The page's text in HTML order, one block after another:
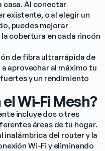
Al conectar
existente, o al elegir un
puedes mejorar
cobertura en cada rincón
de fibra ultrarrápida de
a aprovechar al máximo tu
y un rendimiento
Wi-Fi Mesh?
incluye dos o tres
áreas de tu hogar.
inalámbrica del router y la
Wi-Fi y eliminando